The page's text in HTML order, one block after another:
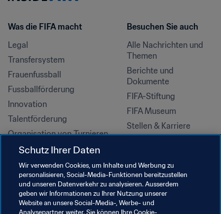
Was die FIFA macht
Legal
Transfersystem
Frauenfussball
Fussballförderung
Innovation
Talentförderung
Organisation von Turnieren
Nachhaltigkeit
Menschenrechte und
Antidiskriminierung
Gesundheit und Medizin
Bildungsinitiativen
Besuchen Sie auch
Alle Nachrichten und
Themen
Berichte und
Dokumente
FIFA-Stiftung
FIFA Museum
Stellen & Karriere
Schutz Ihrer Daten
Wir verwenden Cookies, um Inhalte und Werbung zu
personalisieren, Social-Media-Funktionen bereitzustellen
und unseren Datenverkehr zu analysieren. Ausserdem
geben wir Informationen zu Ihrer Nutzung unserer
Website an unsere Social-Media-, Werbe- und
Analysepartner weiter. Sie können Ihre Cookie-